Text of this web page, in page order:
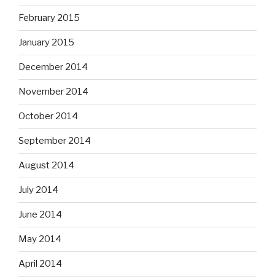
February 2015
January 2015
December 2014
November 2014
October 2014
September 2014
August 2014
July 2014
June 2014
May 2014
April 2014